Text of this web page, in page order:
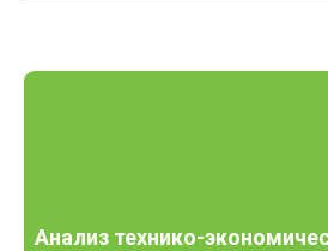
Анализ технико-